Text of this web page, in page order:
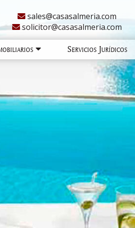
sales@casasalmeria.com
solicitor@casasalmeria.com
Servicios Jurídicos